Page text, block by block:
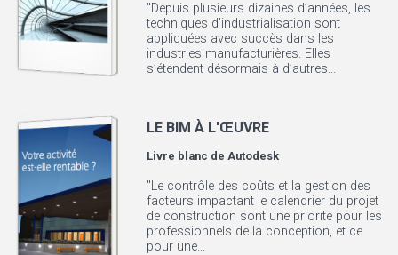
"Depuis plusieurs dizaines d’années, les
techniques d’industrialisation sont
appliquées avec succès dans les
industries manufacturières. Elles
s’étendent désormais à d’autres...
LE BIM À L'ŒUVRE
Livre blanc de Autodesk
"Le contrôle des coûts et la gestion des
facteurs impactant le calendrier du projet
de construction sont une priorité pour les
professionnels de la conception, et ce
pour une...